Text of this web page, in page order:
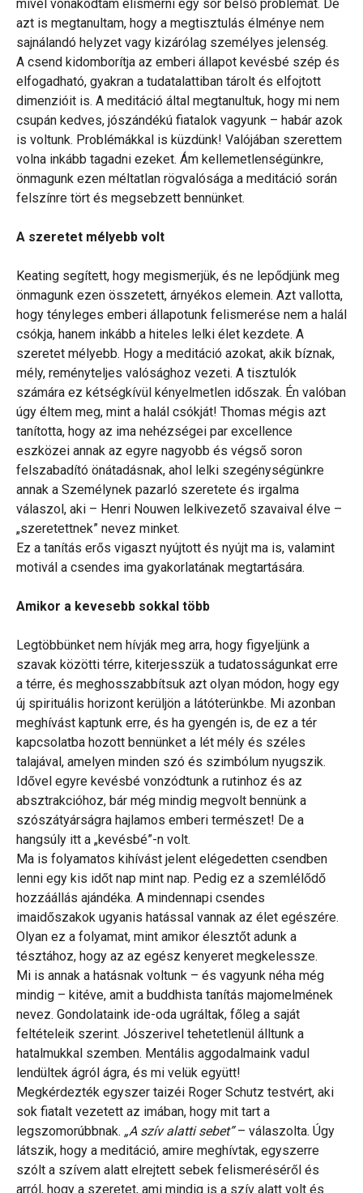
mivel vonakodtam elismerni egy sor belső problémát. De
azt is megtanultam, hogy a megtisztulás élménye nem
sajnálandó helyzet vagy kizárólag személyes jelenség.
A csend kidomborítja az emberi állapot kevésbé szép és
elfogadható, gyakran a tudatalattiban tárolt és elfojtott
dimenzióit is. A meditáció által megtanultuk, hogy mi nem
csupán kedves, jószándékú fiatalok vagyunk – habár azok
is voltunk. Problémákkal is küzdünk! Valójában szerettem
volna inkább tagadni ezeket. Ám kellemetlenségünkre,
önmagunk ezen méltatlan rögvalósága a meditáció során
felszínre tört és megsebzett bennünket.
A szeretet mélyebb volt
Keating segített, hogy megismerjük, és ne lepődjünk meg
önmagunk ezen összetett, árnyékos elemein. Azt vallotta,
hogy tényleges emberi állapotunk felismerése nem a halál
csókja, hanem inkább a hiteles lelki élet kezdete. A
szeretet mélyebb. Hogy a meditáció azokat, akik bíznak,
mély, reményteljes valósághoz vezeti. A tisztulók
számára ez kétségkívül kényelmetlen időszak. Én valóban
úgy éltem meg, mint a halál csókját! Thomas mégis azt
tanította, hogy az ima nehézségei par excellence
eszközei annak az egyre nagyobb és végső soron
felszabadító önátadásnak, ahol lelki szegénységünkre
annak a Személynek pazarló szeretete és irgalma
válaszol, aki – Henri Nouwen lelkivezető szavaival élve –
„szeretettnek” nevez minket.
Ez a tanítás erős vigaszt nyújtott és nyújt ma is, valamint
motivál a csendes ima gyakorlatának megtartására.
Amikor a kevesebb sokkal több
Legtöbbünket nem hívják meg arra, hogy figyeljünk a
szavak közötti térre, kiterjesszük a tudatosságunkat erre
a térre, és meghosszabbítsuk azt olyan módon, hogy egy
új spirituális horizont kerüljön a látóterünkbe. Mi azonban
meghívást kaptunk erre, és ha gyengén is, de ez a tér
kapcsolatba hozott bennünket a lét mély és széles
talajával, amelyen minden szó és szimbólum nyugszik.
Idővel egyre kevésbé vonzódtunk a rutinhoz és az
absztrakcióhoz, bár még mindig megvolt bennünk a
szószátyárságra hajlamos emberi természet! De a
hangsúly itt a „kevésbé”-n volt.
Ma is folyamatos kihívást jelent elégedetten csendben
lenni egy kis időt nap mint nap. Pedig ez a szemlélődő
hozzáállás ajándéka. A mindennapi csendes
imaidőszakok ugyanis hatással vannak az élet egészére.
Olyan ez a folyamat, mint amikor élesztőt adunk a
tésztához, hogy az az egész kenyeret megkelessze.
Mi is annak a hatásnak voltunk – és vagyunk néha még
mindig – kitéve, amit a buddhista tanítás majomelmének
nevez. Gondolataink ide-oda ugráltak, főleg a saját
feltételeik szerint. Jószerivel tehetetlenül álltunk a
hatalmukkal szemben. Mentális aggodalmaink vadul
lendültek ágról ágra, és mi velük együtt!
Megkérdezték egyszer taizéi Roger Schutz testvért, aki
sok fiatalt vezetett az imában, hogy mit tart a
legszomorúbbnak. „A szív alatti sebet”– válaszolta. Úgy
látszik, hogy a meditáció, amire meghívtak, egyszerre
szólt a szívem alatt elrejtett sebek felismeréséről és
arról, hogy a szeretet, ami mindig is a szív alatt volt és